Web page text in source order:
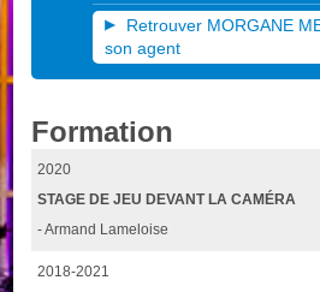
Retrouver MORGANE
son agent
Formation
2020
STAGE DE JEU DEVANT LA CAMÉRA
- Armand Lameloise
2018-2021